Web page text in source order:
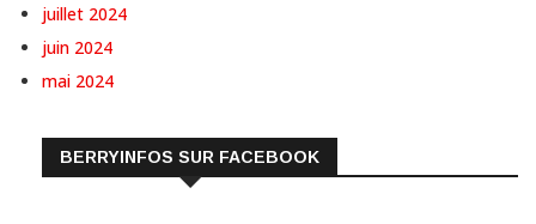
juillet 2024
juin 2024
mai 2024
BERRYINFOS SUR FACEBOOK